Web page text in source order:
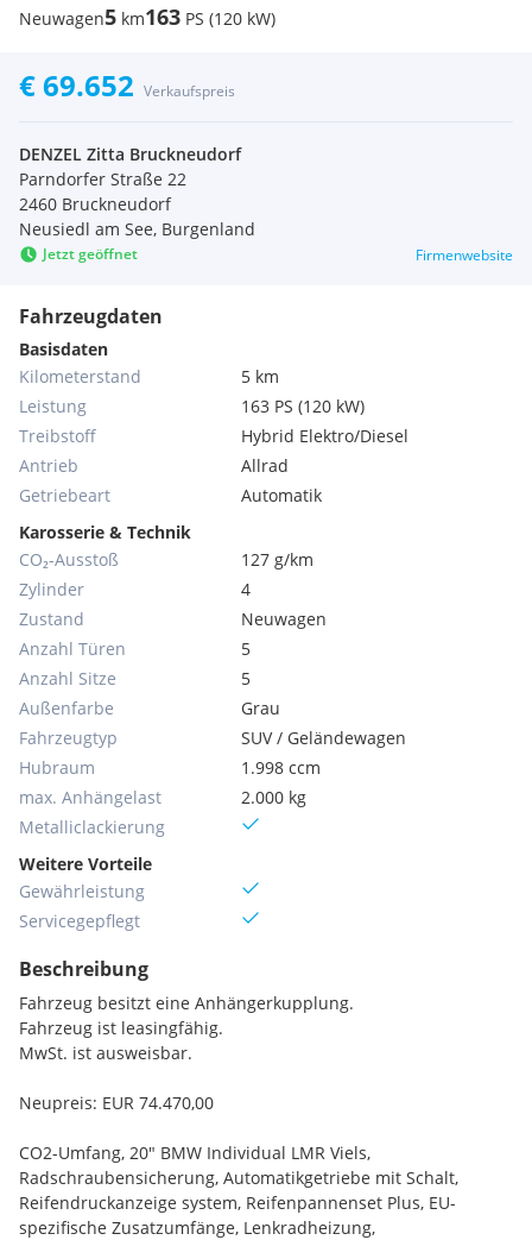
Neuwagen5 km163 PS (120 kW)
€ 69.652 Verkaufspreis
DENZEL Zitta Bruckneudorf
Parndorfer Straße 22
2460 Bruckneudorf
Neusiedl am See, Burgenland
Jetzt geöffnet Firmenwebsite
Fahrzeugdaten
Basisdaten
Kilometerstand
5 km
Leistung
163 PS (120 kW)
Treibstoff
Hybrid Elektro/Diesel
Antrieb
Allrad
Getriebeart
Automatik
Karosserie & Technik
CO₂-Ausstoß
127 g/km
Zylinder
4
Zustand
Neuwagen
Anzahl Türen
5
Anzahl Sitze
5
Außenfarbe
Grau
Fahrzeugtyp
SUV / Geländewagen
Hubraum
1.998 ccm
max. Anhängelast
2.000 kg
Metallic­lackierung
Weitere Vorteile
Gewährleistung
Servicegepflegt
Beschreibung
Fahrzeug besitzt eine Anhängerkupplung.
Fahrzeug ist leasingfähig.
MwSt. ist ausweisbar.
Neupreis: EUR 74.470,00
CO2-Umfang, 20" BMW Individual LMR Viels,
Radschraubensicherung, Automatikgetriebe mit Schalt,
Reifendruckanzeige system, Reifenpannenset Plus, EU-
spezifische Zusatzumfänge, Lenkradheizung,